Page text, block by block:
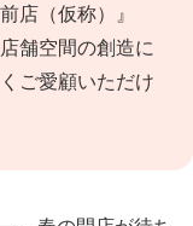
店（仮称）』
舗空間の創造に
ご愛顧いただけ